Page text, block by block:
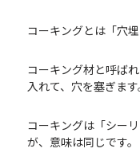
コーキングとは「穴埋
コーキング材と呼ば
入れて、穴を塞ぎます
コーキングは「シー
が、意味は同じです。